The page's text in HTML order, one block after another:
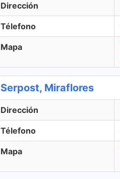
Dirección
Télefono
Mapa
Serpost, Miraflores
Dirección
Télefono
Mapa